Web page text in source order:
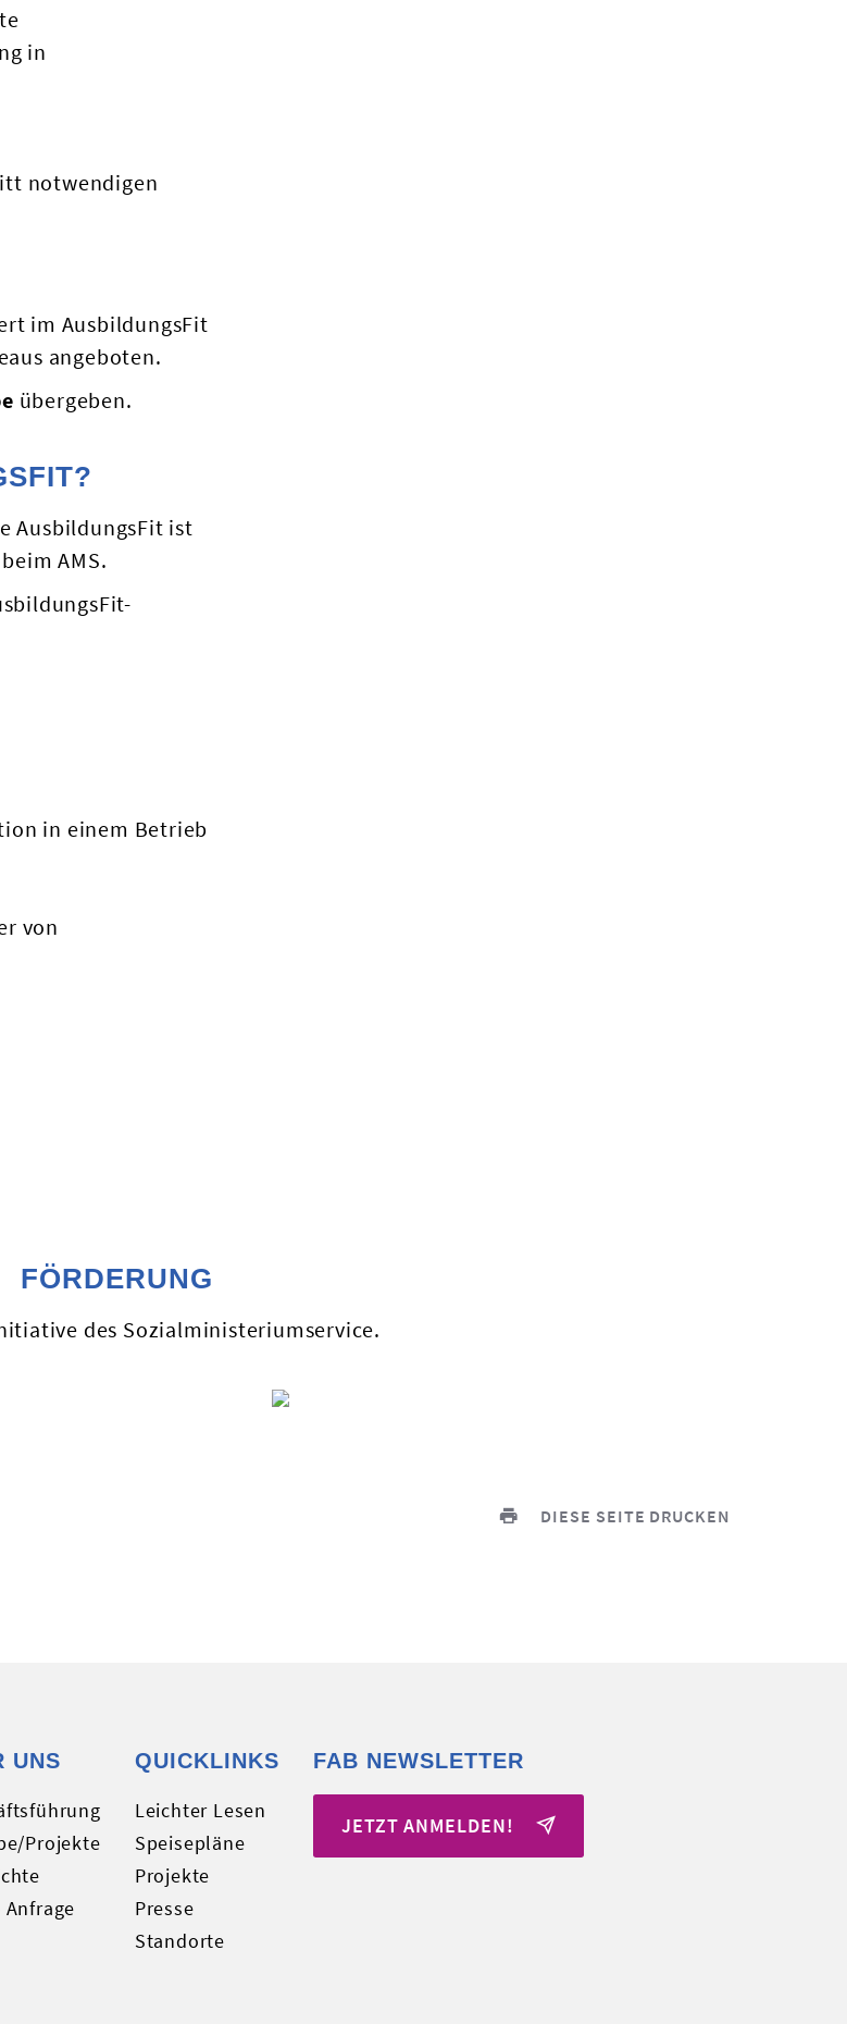
in
notwendigen
im AusbildungsFit
angeboten.
übergeben.
AusbildungsFit ist
AMS.
in einem Betrieb
von
FÖRDERUNG
des Sozialministeriumservice.
DIESE SEITE DRUCKEN
UNS
Projekte
QUICKLINKS
Leichter Lesen
Speisepläne
Projekte
Presse
Standorte
FAB NEWSLETTER
JETZT ANMELDEN!